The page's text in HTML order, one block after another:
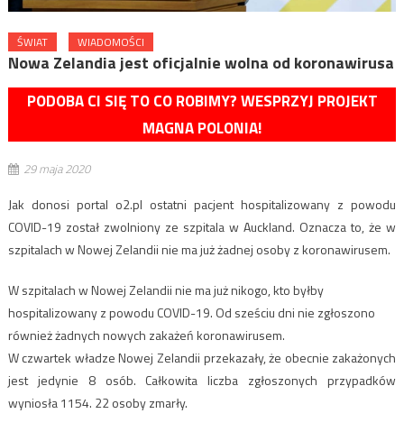
ŚWIAT WIADOMOŚCI
Nowa Zelandia jest oficjalnie wolna od koronawirusa
PODOBA CI SIĘ TO CO ROBIMY? WESPRZYJ PROJEKT
MAGNA POLONIA!
29 maja 2020
Jak donosi portal o2.pl ostatni pacjent hospitalizowany z powodu
COVID-19 został zwolniony ze szpitala w Auckland. Oznacza to, że w
szpitalach w Nowej Zelandii nie ma już żadnej osoby z koronawirusem.
W szpitalach w Nowej Zelandii nie ma już nikogo, kto byłby
hospitalizowany z powodu COVID-19. Od sześciu dni nie zgłoszono
również żadnych nowych zakażeń koronawirusem.
W czwartek władze Nowej Zelandii przekazały, że obecnie zakażonych
jest jedynie 8 osób. Całkowita liczba zgłoszonych przypadków
wyniosła 1154. 22 osoby zmarły.